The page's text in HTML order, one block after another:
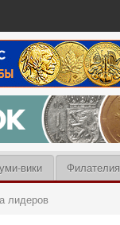
лидеров
вики Филателия